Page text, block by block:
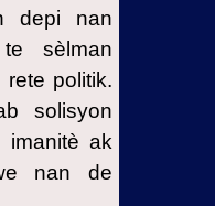
depi nan
sèlman
rete politik.
solisyon
imanitè ak
nan de